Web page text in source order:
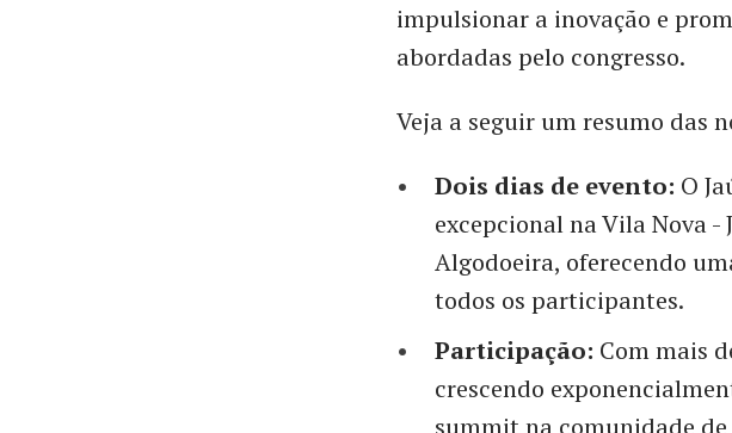
impulsionar a inovação e
abordadas pelo congresso.
Veja a seguir um resumo das
Dois dias de evento: O
excepcional na Vila Nova -
Algodoeira, oferecendo
todos os participantes.
Participação: Com mais
crescendo
summit na comunidade de